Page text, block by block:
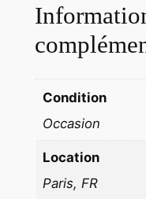
E
R
Condition
Occasion
Location
Paris, FR